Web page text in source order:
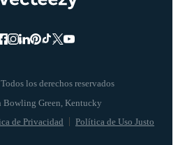
los derechos reservados
de Privacidad Política de Uso Justo